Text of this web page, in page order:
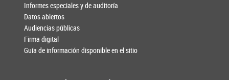
Informes especiales y de auditoría
Datos abiertos
Audiencias públicas
Firma digital
Guía de información disponible en el sitio